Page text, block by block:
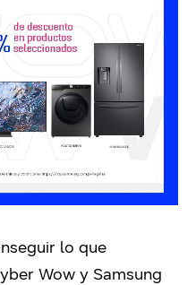
lo que
Wow y Samsung